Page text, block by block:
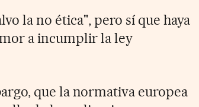
la no ética", pero sí que haya
a incumplir la ley
que la normativa europea